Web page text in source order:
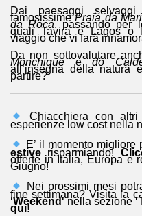
Dai paesaggi
famosissimePraia da
da Roca, passando per
quali Tavira e Lagos o
viaggio che vi farà
Da non sottovalutare
Monchiqueedo
all’insegna della natura
partire?
Chiacchiera con
esperienze low cost nella
E’ il momento
estive risparmiando!
offerte in Italia, Europa e
Giugno!
Nei prossimi mesi
fine settimana? Visita la
‘Weekend‘ nella sezione
qui!